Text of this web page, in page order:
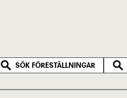
SÖK FÖRESTÄLLNINGAR